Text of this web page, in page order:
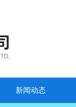
新闻动态